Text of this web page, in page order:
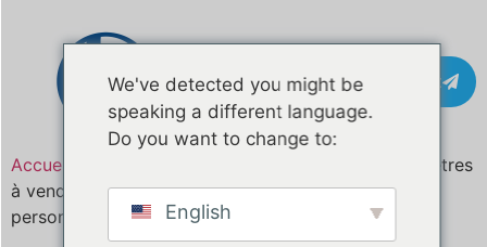
Contact
Accueil
Camion-restaurant mobile de 4 mètres
à vendre en Slovénie - Remorques alimentaires
personnalisées - Conformes aux normes de l'UE
We've detected you might be
speaking a different language.
Do you want to change to:
English